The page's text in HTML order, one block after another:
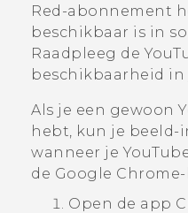
Red -abonnement
beschikbaar is in
Raadpleeg de
beschikbaarheid in
Als je een gewoon
hebt, kun je
wanneer je
de Google Chrome
Open de app